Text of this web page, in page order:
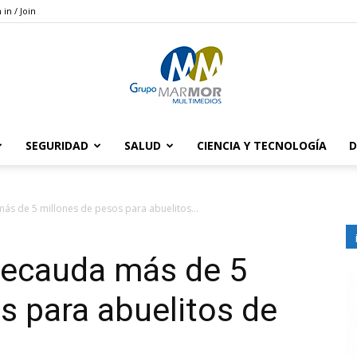
in / Join
Marmor
SEGURIDAD SALUD CIENCIA Y TECNOLOGÍA
de 5 millones de pesos para abuelitos...
más de 5
para abuelitos de